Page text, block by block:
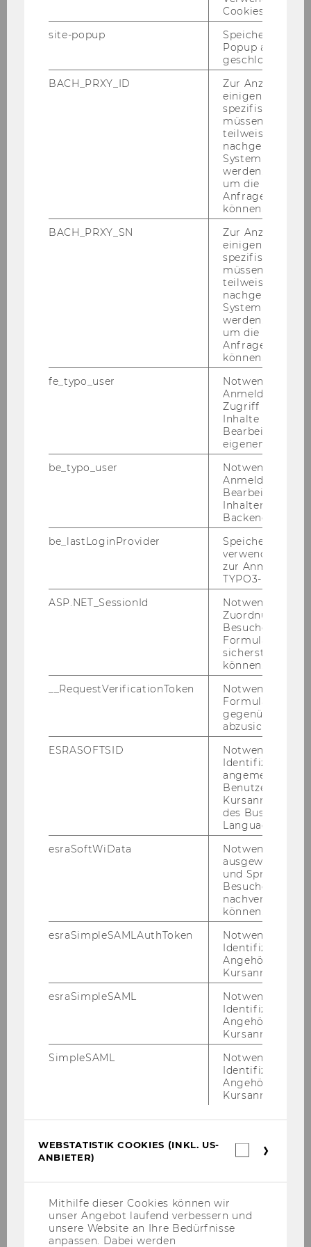
Be­rich­te auf Bachelor-​ und Mas­ter­ebe­ne kön­
nen unter den fol­gen­den Be­fra­gungs­sei­
Kurzbeschreibung und Downloads
Ab­sol­vent*innen-​Befragung 3-
5 Jahre nach dem Ab­schluss
Kurzbeschreibung und Downloads
Kurzbeschreibung und Downloads
E-​Mail:eva­lu­ie­rung@wu.ac.at
Eva­lu­ie­rung und Qua­li­täts­ent­wick­lung
Lehrorganisation & Lehrinfrastruktur
Digital Lehren & Prüfen
Projekte & Berichte in der Lehre
Kennzahlen aus der Lehre
WU Panel Monitoring
Cookies.
site-popup
Speichert ob ein
Popup
geschlossen
BACH_PRXY_ID
Zur Anzeige von
einigen WU-
spezifischen
müssen
teilweise von
nachgelagerten
System
werden.
um die Antwort
Anfrage
können.
BACH_PRXY_SN
Zur Anzeige von
einigen WU-
spezifischen
müssen
teilweise von
nachgelagerten
System
werden.
um die Antwort
Anfrage
können.
fe_typo_user
Notwendig für
Anmeldung und
Zugriff auf
Inhalte oder zur
Bearbeitung des
eigenen Profils.
be_typo_user
Notwendig für
Anmeldung und
Bearbeitung von
Inhalten im
Backend.
be_lastLoginProvider
Speichert die
verwendete
zur Anmeldung
TYPO3-Backend.
ASP.NET_SessionId
Notwendig, um
Zuordnung von
Besucher zu
sicherstellen zu
können.
__RequestVerificationToken
Notwendig, um
gegenüber
abzusichern.
ESRASOFTSID
Notwendig zur
Identifizierung
angemeldeten
Benutzers im
des Business
Language
esraSoftWiData
Notwendig um
ausgewählte
und
Besuchers
nachverfolgen
können.
esraSimpleSAMLAuthToken
Notwendig zur
Identifizierung
Angehörige/r für
Kursanmeldung.
esraSimpleSAML
Notwendig zur
Identifizierung
Angehörige/r für
Kursanmeldung.
SimpleSAML
Notwendig zur
Identifizierung
Angehörige/r für
Kursanmeldung.
WEBSTATISTIK COOKIES (INKL. US-
ANBIETER)
Mithilfe dieser Cookies können wir
unser Angebot laufend verbessern und
unsere Website an Ihre Bedürfnisse
anpassen. Dabei werden